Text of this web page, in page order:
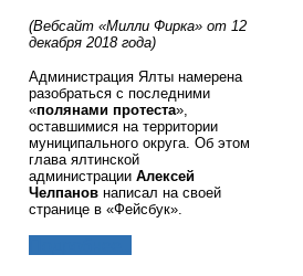
(Вебсайт «Милли Фирка» от 12
декабря 2018 года)
Администрация Ялты намерена
разобраться с последними
«полянами протеста»,
оставшимися на территории
муниципального округа. Об этом
глава ялтинской
администрации Алексей
Челпанов написал на своей
странице в «Фейсбук».